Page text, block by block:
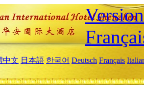
中文 日本語 한국어 Deutsch Français